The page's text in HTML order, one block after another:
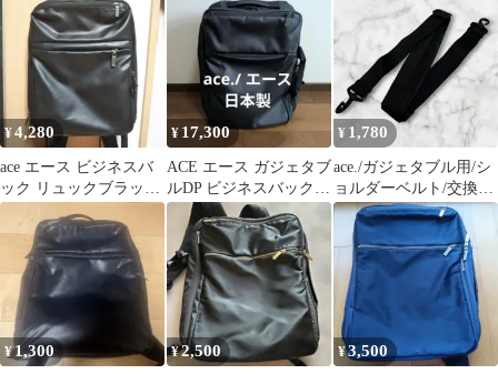
ルダー
¥4,280
ace エース ビジネスバ
ック リュックブラック
A4
¥ 17,300
ACE エース ガジェタブ
ルDP ビジネスバック
リュック 2WAY 日本製
¥ 1,780
ace./ガジェタブル用/シ
ョルダーベルト/交換用/
補修用/ストラップ/ネイ
ビー
¥1,300 ¥2,500 ¥3,500